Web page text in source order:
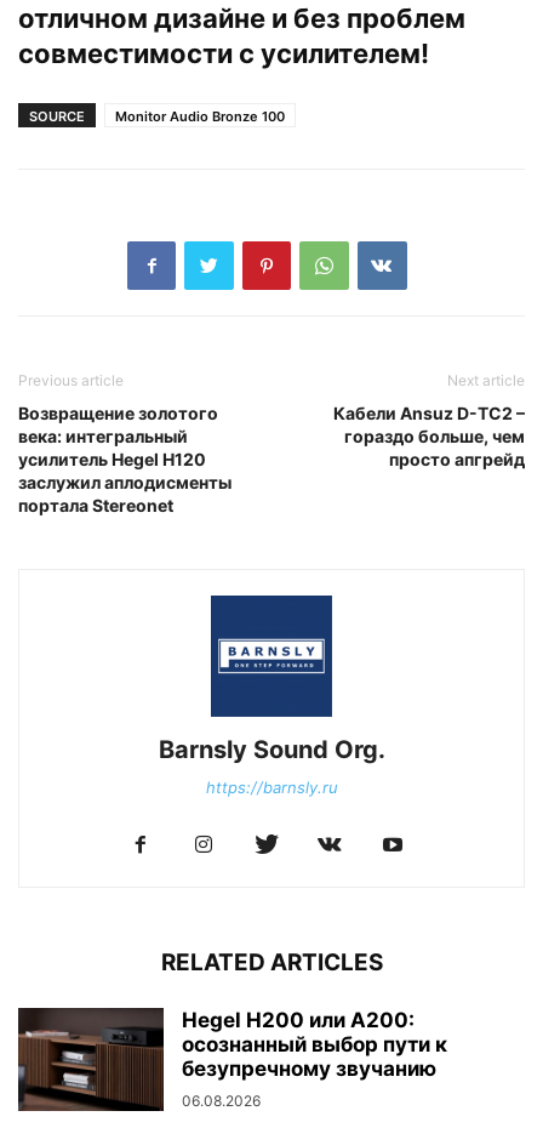
отличном дизайне и без проблем
совместимости с усилителем!
SOURCE Monitor Audio Bronze 100
Previous article
Возвращение золотого
века: интегральный
усилитель Hegel H120
заслужил аплодисменты
портала Stereonet
Next article
Кабели Ansuz D-TC2 –
гораздо больше, чем
просто апгрейд
Barnsly Sound Org.
https://barnsly.ru
RELATED ARTICLES
Hegel H200 или A200:
осознанный выбор пути к
безупречному звучанию
06.08.2026